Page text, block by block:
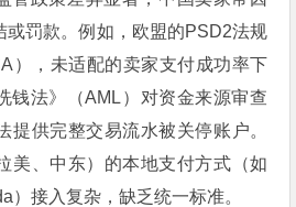
或罚款。例如，欧盟的PSD2法规
），未适配的卖家支付成功率下
钱法》（AML）对资金来源审查
提供完整交易流水被关停账户。
美、中东）的本地支付方式（如
）接入复杂，缺乏统一标准。